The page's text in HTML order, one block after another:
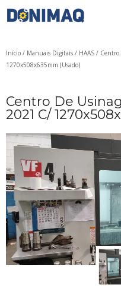
Início / Manuais Digitais / HAAS / Centro
1270x508x635mm (Usado)
Centro De
2021 C/